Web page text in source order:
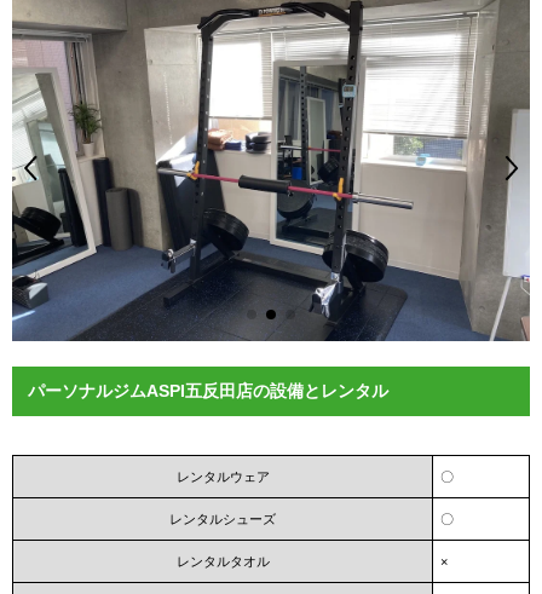
パーソナルジムASPI五反田店の設備とレンタル
レンタルウェア 〇
レンタルシューズ 〇
レンタルタオル ×